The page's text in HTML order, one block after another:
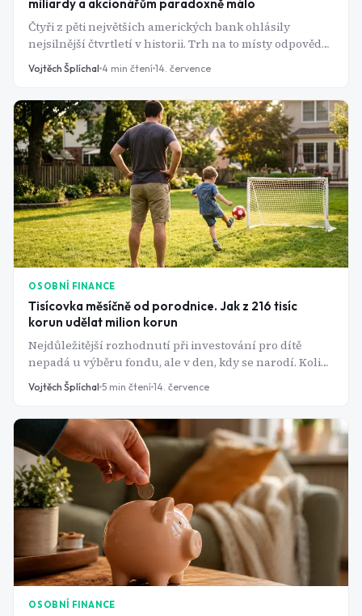
miliardy a akcionářům paradoxně málo
Čtyři z pěti největších amerických bank ohlásily
nejsilnější čtvrtletí v historii. Trh na to místy odpověděl
poklesem akcií - trhy totiž už dávno čekaly víc.
Vojtěch Šplíchal 4 min čtení 14. července
OSOBNÍ FINANCE
Tisícovka měsíčně od porodnice. Jak z 216 tisíc
korun udělat milion korun
Nejdůležitější rozhodnutí při investování pro dítě
nepadá u výběru fondu, ale v den, kdy se narodí. Kolik
peněz je "dost" a kam je poslat?
Vojtěch Šplíchal 5 min čtení 14. července
OSOBNÍ FINANCE